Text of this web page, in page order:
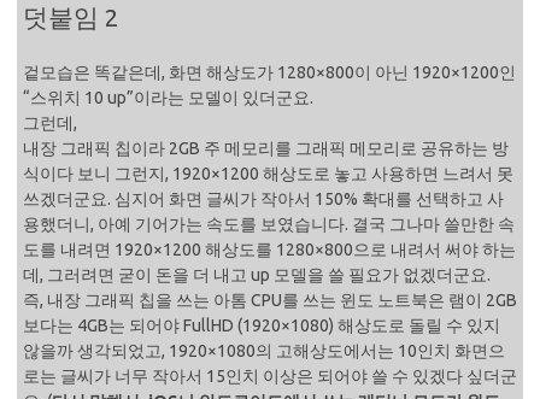
덧붙임 2
겉모습은 똑같은데, 화면 해상도가 1280×800이 아닌 1920×1200인
“스위치 10 up”이라는 모델이 있더군요.
그런데,
내장 그래픽 칩이라 2GB 주 메모리를 그래픽 메모리로 공유하는 방
식이다 보니 그런지, 1920×1200 해상도로 놓고 사용하면 느려서 못
쓰겠더군요. 심지어 화면 글씨가 작아서 150% 확대를 선택하고 사
용했더니, 아예 기어가는 속도를 보였습니다. 결국 그나마 쓸만한 속
도를 내려면 1920×1200 해상도를 1280×800으로 내려서 써야 하는
데, 그러려면 굳이 돈을 더 내고 up 모델을 쓸 필요가 없겠더군요.
즉, 내장 그래픽 칩을 쓰는 아톰 CPU를 쓰는 윈도 노트북은 램이 2GB
보다는 4GB는 되어야 FullHD (1920×1080) 해상도로 돌릴 수 있지
않을까 생각되었고, 1920×1080의 고해상도에서는 10인치 화면으
로는 글씨가 너무 작아서 15인치 이상은 되어야 쓸 수 있겠다 싶더군